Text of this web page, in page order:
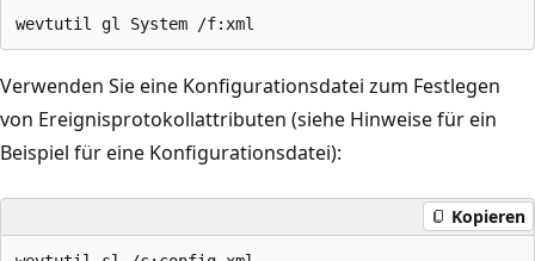
Verwenden Sie eine Konfigurationsdatei zum Festlegen
von Ereignisprotokollattributen (siehe Hinweise für ein
Beispiel für eine Konfigurationsdatei):
Kopieren